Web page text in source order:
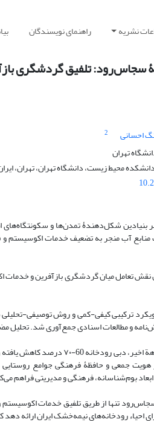
نشریه راهنمای نویسندگان
سجاس‌رود: تلفیق گردشگری
احسانی
2
تهران
محیط زیست، دانشگاه تهران، تهران،
بنیادین شکل‌دهندۀ تمدن‌ها و
آب منجر به تضعیف خدمات اکوسیستم
تعامل میان گردشگری بازآفرین و خدمات
و مطالعات اسنادی جمع‌آوری شد. تحلیل
یافته‌ها: نتایج نشان داد
هویت جمعی و حافظۀ فرهنگی جوامع
ابعاد بوم‌شناسانه، فرهنگی و مدیریتی فراهم
تنها از طریق تلفیق خدمات
احیاء رودخانه‌های نیمه‌خشک ایران